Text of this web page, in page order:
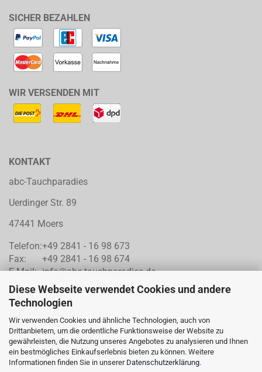
Diese Webseite verwendet Cookies und andere
Technologien
Wir verwenden Cookies und ähnliche Technologien, auch von
Drittanbietern, um die ordentliche Funktionsweise der Website zu
gewährleisten, die Nutzung unseres Angebotes zu analysieren und Ihnen
ein bestmögliches Einkaufserlebnis bieten zu können. Weitere
Informationen finden Sie in unserer Datenschutzerklärung.
SICHER BEZAHLEN
WIR VERSENDEN MIT
KONTAKT
abc-Tauchparadies
Uerdinger Str. 89
47441 Moers
Telefon:+49 2841 - 16 98 673
Fax:
+49 2841 - 16 98 674
E-Mail: info@abc-tauchparadies.de
SOCIAL MEDIA
Facebook
Twitter
Instragram